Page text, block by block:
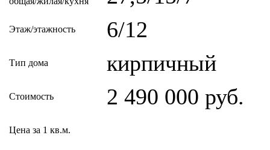
Этаж/этажность 6/12
Тип дома кирпичный
Стоимость 2 490 000 руб.
Цена за 1 кв.м.